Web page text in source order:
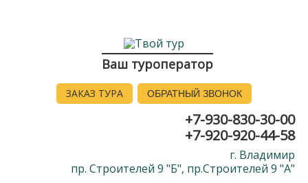
Ваш туроператор
ЗАКАЗ ТУРА ОБРАТНЫЙ ЗВОНОК
+7-930-830-30-00
+7-920-920-44-58
г. Владимир
пр. Строителей 9 "Б", пр.Строителей 9 "А"